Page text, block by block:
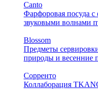
Canto
Фарфоровая посуда
звуковыми волнами
Blossom
Предметы
природы и весенние
Сорренто
Коллаборация